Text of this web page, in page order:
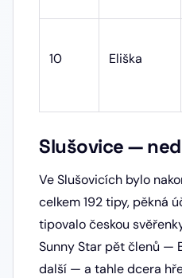
10 Eliška
Slušovice —
Ve Slušovicích bylo
celkem 192 tipy, pěkná
tipovalo českou
Sunny Star pět členů —
další — a tahle dcera